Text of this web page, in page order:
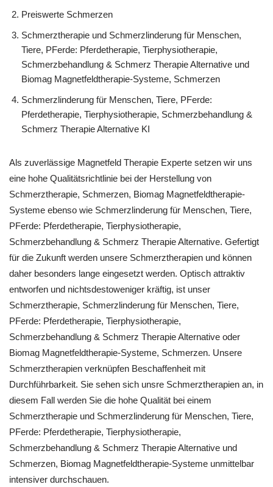
Preiswerte Schmerzen
Schmerztherapie und Schmerzlinderung für Menschen,
Tiere, PFerde: Pferdetherapie, Tierphysiotherapie,
Schmerzbehandlung & Schmerz Therapie Alternative und
Biomag Magnetfeldtherapie-Systeme, Schmerzen
Schmerzlinderung für Menschen, Tiere, PFerde:
Pferdetherapie, Tierphysiotherapie, Schmerzbehandlung &
Schmerz Therapie Alternative KI
Als zuverlässige Magnetfeld Therapie Experte setzen wir uns
eine hohe Qualitätsrichtlinie bei der Herstellung von
Schmerztherapie, Schmerzen, Biomag Magnetfeldtherapie-
Systeme ebenso wie Schmerzlinderung für Menschen, Tiere,
PFerde: Pferdetherapie, Tierphysiotherapie,
Schmerzbehandlung & Schmerz Therapie Alternative. Gefertigt
für die Zukunft werden unsere Schmerztherapien und können
daher besonders lange eingesetzt werden. Optisch attraktiv
entworfen und nichtsdestoweniger kräftig, ist unser
Schmerztherapie, Schmerzlinderung für Menschen, Tiere,
PFerde: Pferdetherapie, Tierphysiotherapie,
Schmerzbehandlung & Schmerz Therapie Alternative oder
Biomag Magnetfeldtherapie-Systeme, Schmerzen. Unsere
Schmerztherapien verknüpfen Beschaffenheit mit
Durchführbarkeit. Sie sehen sich unsre Schmerztherapien an, in
diesem Fall werden Sie die hohe Qualität bei einem
Schmerztherapie und Schmerzlinderung für Menschen, Tiere,
PFerde: Pferdetherapie, Tierphysiotherapie,
Schmerzbehandlung & Schmerz Therapie Alternative und
Schmerzen, Biomag Magnetfeldtherapie-Systeme unmittelbar
intensiver durchschauen.